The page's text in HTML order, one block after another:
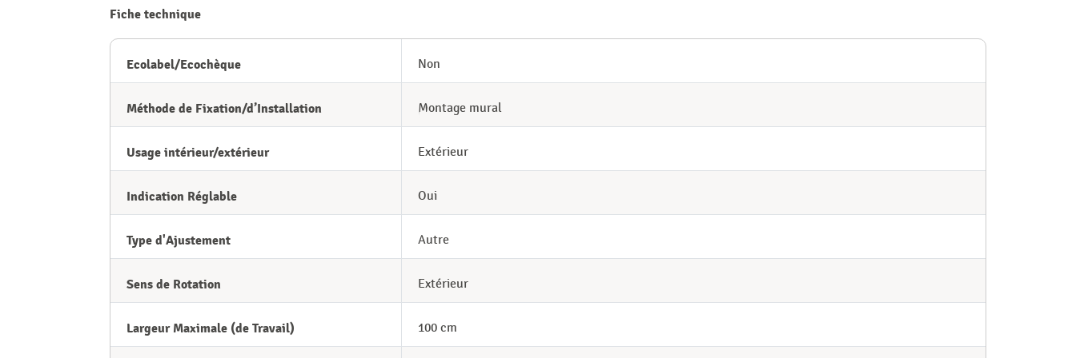
Fiche technique
Ecolabel/Ecochèque Non
Méthode de Fixation/d’Installation Montage mural
Usage intérieur/extérieur Extérieur
Indication Réglable Oui
Type d'Ajustement Autre
Sens de Rotation Extérieur
Largeur Maximale (de Travail) 100 cm